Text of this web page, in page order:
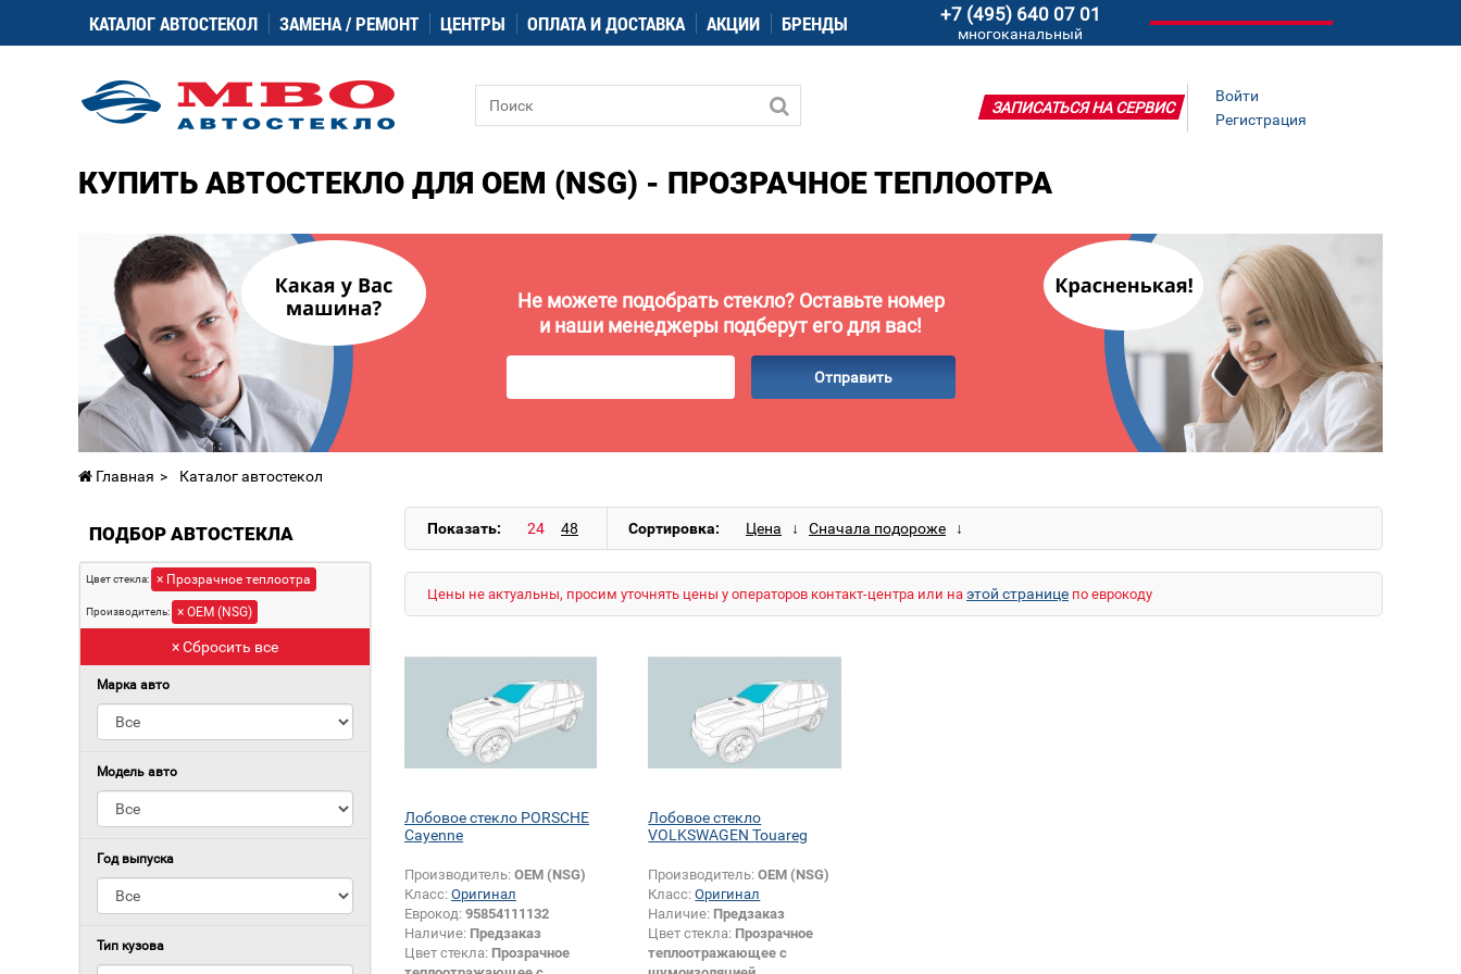
КАТАЛОГ АВТОСТЕКОЛ ЗАМЕНА / РЕМОНТ ЦЕНТРЫ ОПЛАТА И ДОСТАВКА АКЦИИ БРЕНДЫ +7 (495) 640 07 01
многоканальный
Войти
Регистрация
ЗАПИСАТЬСЯ НА СЕРВИС
КУПИТЬ АВТОСТЕКЛО ДЛЯ OEM (NSG) - ПРОЗРАЧНОЕ ТЕПЛООТРА
Не можете подобрать стекло? Оставьте номер
и наши менеджеры подберут его для вас!
Отправить
Главная Каталог автостекол
ПОДБОР АВТОСТЕКЛА
Цвет стекла: × Прозрачное теплоотра
Производитель: × OEM (NSG)
× Сбросить все
Марка авто
Модель авто
Год выпуска
Тип кузова
Показать: Сортировка:
Цены не актуальны, просим уточнять цены у операторов контакт-центра или на этой странице по еврокоду
Лобовое стекло PORSCHE
Cayenne
Производитель: OEM (NSG)
Класс: Оригинал
Еврокод: 95854111132
Наличие: Предзаказ
Цвет стекла: Прозрачное
Лобовое стекло
VOLKSWAGEN Touareg
Производитель:OEM (NSG)
Класс:Оригинал
Наличие: Предзаказ
Цвет стекла: Прозрачное
теплоотражающее с